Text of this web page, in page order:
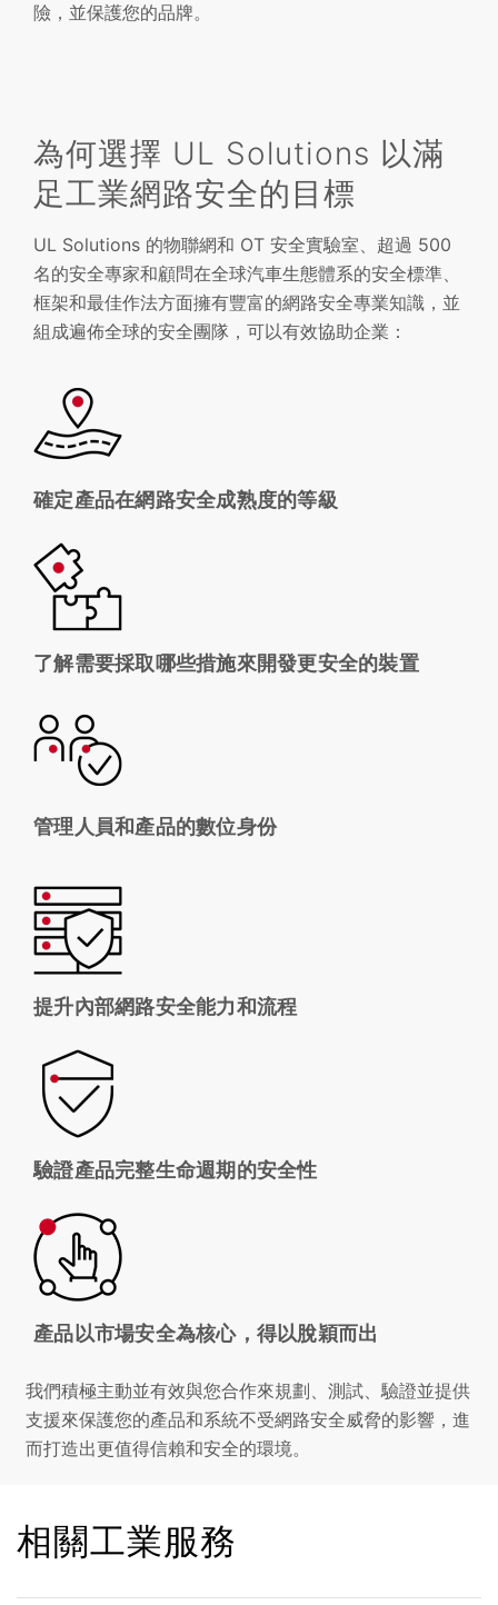
險，並保護您的品牌。
為何選擇 UL Solutions 以滿
足工業網路安全的目標
UL Solutions 的物聯網和 OT 安全實驗室、超過 500
名的安全專家和顧問在全球汽車生態體系的安全標準、
框架和最佳作法方面擁有豐富的網路安全專業知識，並
組成遍佈全球的安全團隊，可以有效協助企業：
確定產品在網路安全成熟度的等級
了解需要採取哪些措施來開發更安全的裝置
管理人員和產品的數位身份
提升內部網路安全能力和流程
驗證產品完整生命週期的安全性
產品以市場安全為核心，得以脫穎而出
我們積極主動並有效與您合作來規劃、測試、驗證並提供
支援來保護您的產品和系統不受網路安全威脅的影響，進
而打造出更值得信賴和安全的環境。
相關工業服務